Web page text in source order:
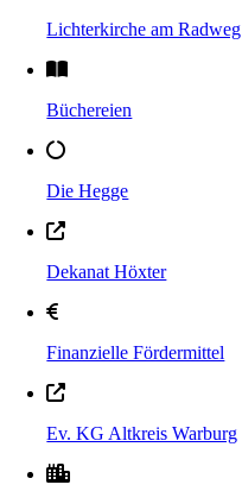
Lichterkirche am Radweg
Büchereien
Die Hegge
Dekanat Höxter
Finanzielle Fördermittel
Ev. KG Altkreis Warburg